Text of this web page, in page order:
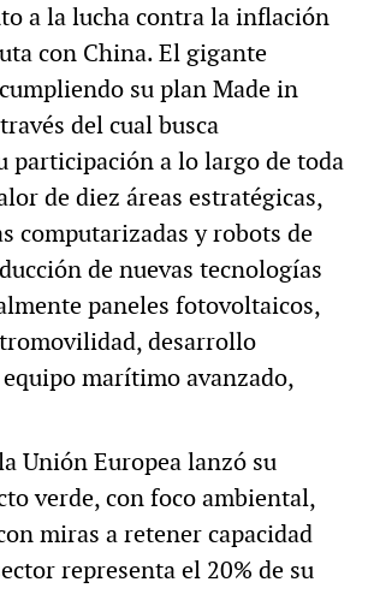
a la lucha contra la inflación
con China. El gigante
su plan Made in
del cual busca
participación a lo largo de toda
de diez áreas estratégicas,
computarizadas y robots de
de nuevas tecnologías
paneles fotovoltaicos,
desarrollo
marítimo avanzado,
Unión Europea lanzó su
verde, con foco ambiental,
miras a retener capacidad
representa el 20% de su